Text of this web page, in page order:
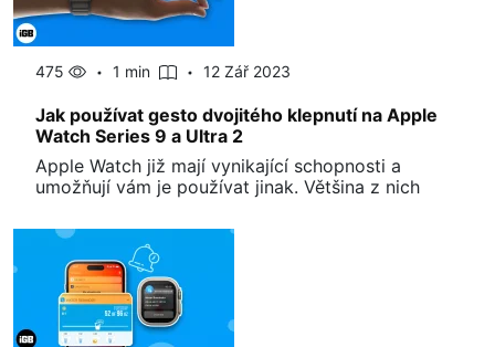
475 1 min 12 Zář 2023
Jak používat gesto dvojitého klepnutí na Apple
Watch Series 9 a Ultra 2
Apple Watch již mají vynikající schopnosti a
umožňují vám je používat jinak. Většina z nich